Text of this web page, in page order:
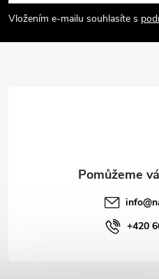
p
a
Vložením e-mailu souhlasíte s
info@
+420